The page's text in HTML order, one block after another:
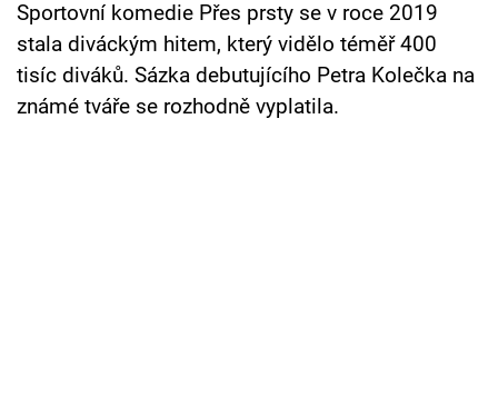
Přihlášení
Sportovní komedie Přes prsty se v roce 2019
stala diváckým hitem, který vidělo téměř 400
tisíc diváků. Sázka debutujícího Petra Kolečka na
známé tváře se rozhodně vyplatila.